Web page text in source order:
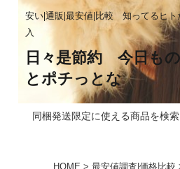
安い|通販|最安値|比較 知ってるヒト
入
日々是節約 今日も
とポチっとな
同梱発送限定に使える商品を検
HOME > 最安値調査|価格比較